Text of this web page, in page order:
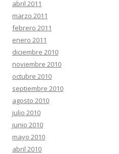
abril 2011
marzo 2011
febrero 2011
enero 2011
diciembre 2010
noviembre 2010
octubre 2010
septiembre 2010
agosto 2010
julio 2010
junio 2010
mayo 2010
abril 2010